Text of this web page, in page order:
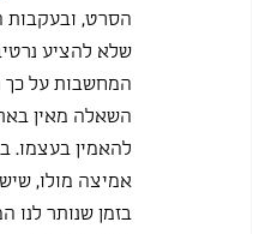
הסרט, ובעקבות
שלא להציע
המחשבות על כך
השאלה מאין
להאמין בעצמו.
אמיצה מולו,
בזמן שנותר